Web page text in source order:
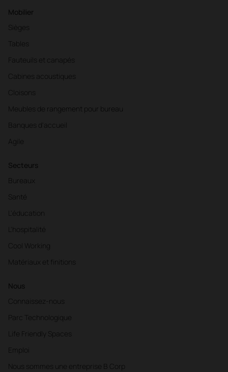
Mobilier
Sièges
Tables
Fauteuils et canapés
Cabines acoustiques
Cloisons
Meubles de rangement pour bureau
Banques d'accueil
Agile
Secteurs
Bureaux
Santé
L'éducation
L'hospitalité
Cool Working
Matériaux et finitions
Nous
Connaissez-nous
Parc Technologique
Life Friendly Spaces
Emploi
Nous sommes une entreprise B Corp